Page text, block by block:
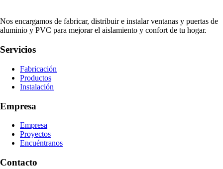
Nos encargamos de fabricar, distribuir e instalar ventanas y puertas de
aluminio y PVC para mejorar el aislamiento y confort de tu hogar.
Servicios
Fabricación
Productos
Instalación
Empresa
Empresa
Proyectos
Encuéntranos
Contacto